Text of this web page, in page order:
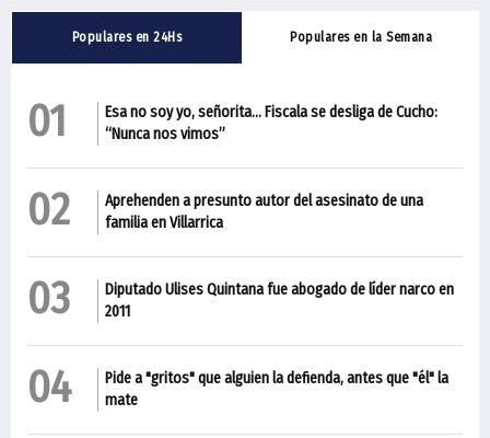
Populares en 24Hs Populares en la Semana
01
Esa no soy yo, señorita… Fiscala se desliga de Cucho:
“Nunca nos vimos”
02
Aprehenden a presunto autor del asesinato de una
familia en Villarrica
03
Diputado Ulises Quintana fue abogado de líder narco en
2011
04
Pide a "gritos" que alguien la defienda, antes que "él" la
mate